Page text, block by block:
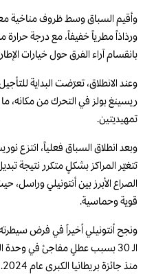
وأقيم السباق وسط ظروف مناخية
بانقسام آراء الفرق حول خيارات
وعند الانطلاق، تعرّضت البداية
ريسينغ بولز في التحرك من مكانه، ما
تمهيديتين.
وبعد انطلاق السباق فعلياً، انتزع
تتغيّر المراكز بشكلٍ متكرر نتيجة
الصراع الأبرز بين أنتونيلي
قوية وحماسية.
ونجح أنتونيلي أخيراً في فرض
الـ 30 بسبب عطلٍ مفاجئ في
منذ جائزة بريطانيا الكبرى عام 2024.